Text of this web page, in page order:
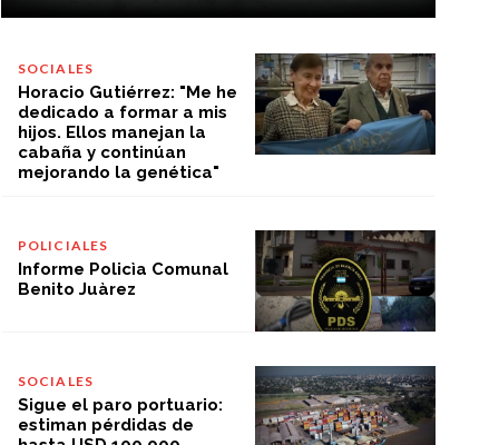
SOCIALES
Horacio Gutiérrez: "Me he
dedicado a formar a mis
hijos. Ellos manejan la
cabaña y continúan
mejorando la genética"
POLICIALES
Informe Policìa Comunal
Benito Juàrez
SOCIALES
Sigue el paro portuario:
estiman pérdidas de